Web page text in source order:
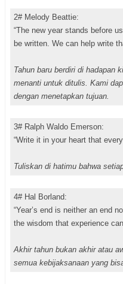
2# Melody Beattie:
“The new year stands before
be written. We can help write
Tahun baru berdiri di hadapan
menanti untuk ditulis. Kami
dengan menetapkan tujuan.
3# Ralph Waldo Emerson:
“Write it in your heart that
Tuliskan di hatimu bahwa
4# Hal Borland:
“Year’s end is neither an end
the wisdom that experience
Akhir tahun bukan akhir atau
semua kebijaksanaan yang